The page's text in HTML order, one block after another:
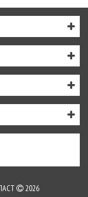
2026